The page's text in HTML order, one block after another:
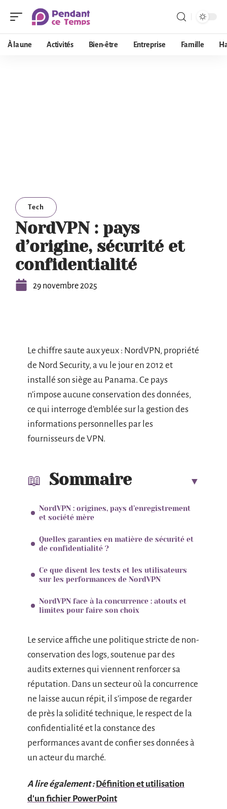
À la une Activités Bien-être Entreprise Famille
Tech
NordVPN : pays
d’origine, sécurité et
confidentialité
29 novembre 2025
Le chiffre saute aux yeux : NordVPN, propriété
de Nord Security, a vu le jour en 2012 et
installé son siège au Panama. Ce pays
n’impose aucune conservation des données,
ce qui interroge d’emblée sur la gestion des
informations personnelles par les
fournisseurs de VPN.
Sommaire
NordVPN : origines, pays d’enregistrement
et société mère
Quelles garanties en matière de sécurité et
de confidentialité ?
Ce que disent les tests et les utilisateurs
sur les performances de NordVPN
NordVPN face à la concurrence : atouts et
limites pour faire son choix
Le service affiche une politique stricte de non-
conservation des logs, soutenue par des
audits externes qui viennent renforcer sa
réputation. Dans un secteur où la concurrence
ne laisse aucun répit, il s’impose de regarder
de près la solidité technique, le respect de la
confidentialité et la constance des
performances avant de confier ses données à
un acteur du marché.
A lire également : Définition et utilisation
d'un fichier PowerPoint